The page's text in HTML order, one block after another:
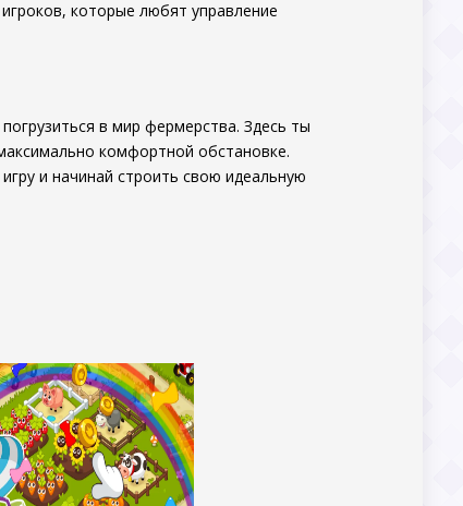
которые любят управление
в мир фермерства. Здесь ты
комфортной обстановке.
и начинай строить свою идеальную